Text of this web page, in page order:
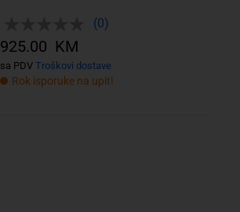
(0)
Rok isporuke na upit!
925.00 KM
sa PDV Troškovi dostave